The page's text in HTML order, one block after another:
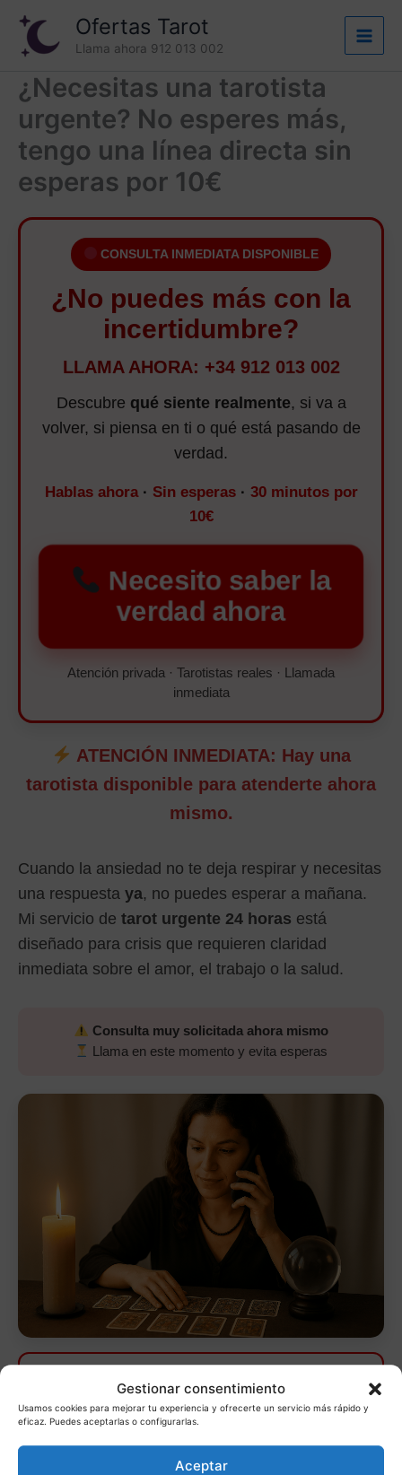
Gestionar consentimiento
Usamos cookies para mejorar tu experiencia y ofrecerte un servicio más rápido y
eficaz. Puedes aceptarlas o configurarlas.
Aceptar
contenido
Ofertas Tarot
Llama ahora 912 013 002
¿Necesitas una tarotista
urgente? No esperes más,
tengo una línea directa sin
esperas por 10€
CONSULTA INMEDIATA DISPONIBLE
¿No puedes más con la
incertidumbre?
LLAMA AHORA: +34 912 013 002
Descubre qué siente realmente, si va a
volver, si piensa en ti o qué está pasando de
verdad.
Hablas ahora· Sin esperas· 30 minutos por
10€
Necesito saber la
verdad ahora
Atención privada · Tarotistas reales · Llamada
inmediata
ATENCIÓN INMEDIATA: Hay una
tarotista disponible para atenderte ahora
mismo.
Cuando la ansiedad no te deja respirar y necesitas
una respuesta ya, no puedes esperar a mañana.
Mi servicio de tarot urgente 24 horas está
diseñado para crisis que requieren claridad
inmediata sobre el amor, el trabajo o la salud.
Consulta muy solicitada ahora mismo
Llama en este momento y evita esperas
Lo estás pensando demasiado
Si has llegado hasta aquí es porque necesitas una
respuesta clara.No sigas esperando.